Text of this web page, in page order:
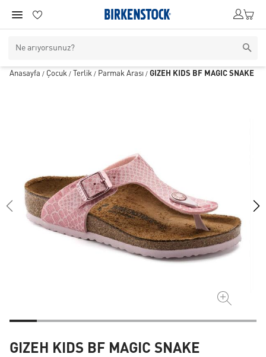
Anasayfa / Çocuk / Terlik / Parmak Arası / GIZEH KIDS BF MAGIC SNAKE
GIZEH KIDS BF MAGIC SNAKE